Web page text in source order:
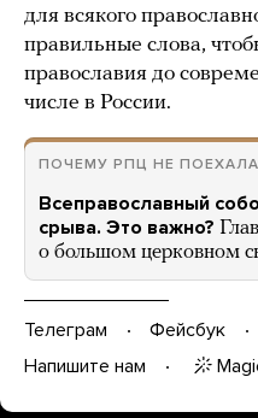
для всякого
правильные слова,
православия до
числе в России.
ПОЧЕМУ РПЦ НЕ
Всеправославный
срыва. Это важно?
о большом церковном
Телеграм Фейсбук
Напишите нам